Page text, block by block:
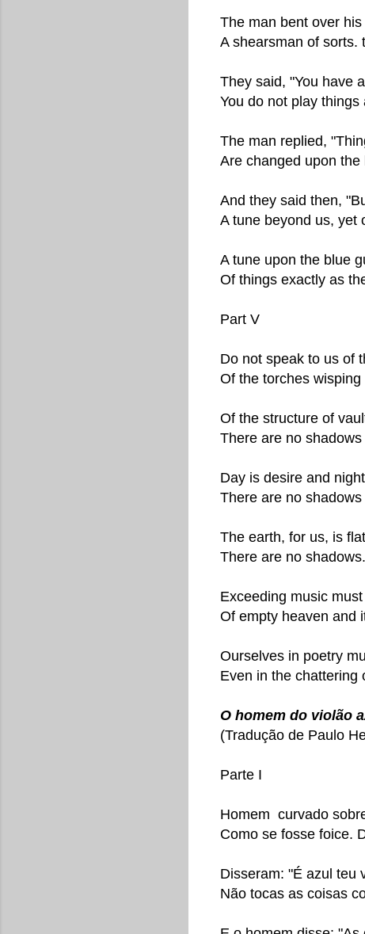
The man bent over his
A shearsman of sorts.
They said, "You have
You do not play things
The man replied,
Are changed upon the
And they said then,
A tune beyond us, yet
A tune upon the blue
Of things exactly as
Part V
Do not speak to us of
Of the torches
Of the structure of
There are no
Day is desire and
There are no
The earth, for us, is
There are no
Exceeding music
Of empty heaven and
Ourselves in poetry
Even in the chattering
O homem do violão
(Tradução de Paulo
Parte I
Homem curvado
Como se fosse foice.
Disseram: "É azul teu
Não tocas as coisas